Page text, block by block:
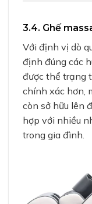
3.4. Ghế
Với định vị dò
định đúng các
được thể trạng
chính xác hơn,
còn sở hữu lên
hợp với nhiều
trong gia đình.